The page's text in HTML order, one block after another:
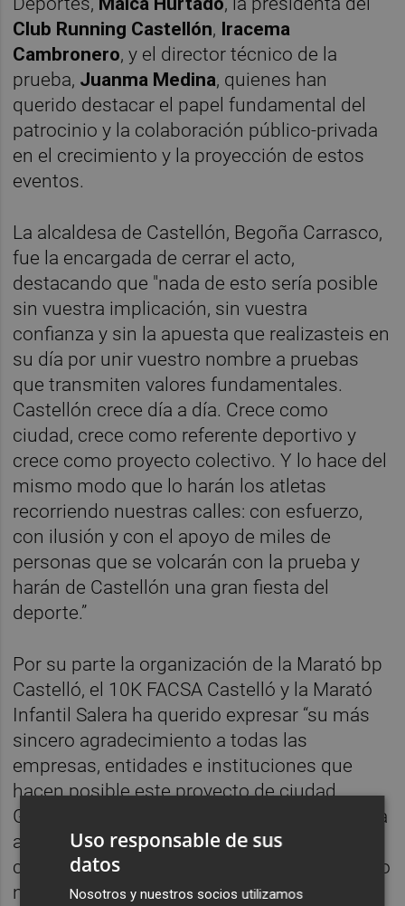
Club Running Castellón, Iracema
Cambronero, y el director técnico de la
prueba, Juanma Medina, quienes han
querido destacar el papel fundamental del
patrocinio y la colaboración público-privada
en el crecimiento y la proyección de estos
eventos.
La alcaldesa de Castellón, Begoña Carrasco,
fue la encargada de cerrar el acto,
destacando que "nada de esto sería posible
sin vuestra implicación, sin vuestra
confianza y sin la apuesta que realizasteis en
su día por unir vuestro nombre a pruebas
que transmiten valores fundamentales.
Castellón crece día a día. Crece como
ciudad, crece como referente deportivo y
crece como proyecto colectivo. Y lo hace del
mismo modo que lo harán los atletas
recorriendo nuestras calles: con esfuerzo,
con ilusión y con el apoyo de miles de
personas que se volcarán con la prueba y
harán de Castellón una gran fiesta del
deporte.”
Por su parte la organización de la Marató bp
Castelló, el 10K FACSA Castelló y la Marató
Infantil Salera ha querido expresar “su más
sincero agradecimiento a todas las
empresas, entidades e instituciones que
hacen posible este proyecto de ciudad.
Gracias a su apoyo, compromiso y confianza
a lo largo de los años, estas pruebas se han
consolidado como un referente del atletismo
nacional e internacional, proyectando el
Uso responsable de sus
datos
Nosotros y nuestros socios utilizamos